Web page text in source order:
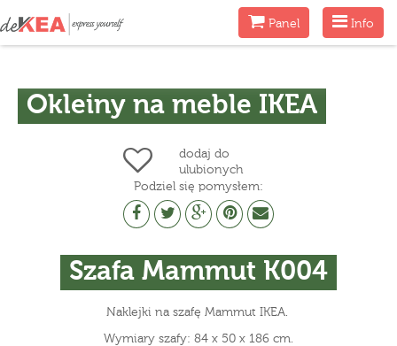
Menu
Info
MenuPanel
Okleiny na meble IKEA
dodaj do
ulubionych
Podziel się pomysłem:
Szafa Mammut K004
Naklejki na szafę Mammut IKEA.
Wymiary szafy: 84 x 50 x 186 cm.